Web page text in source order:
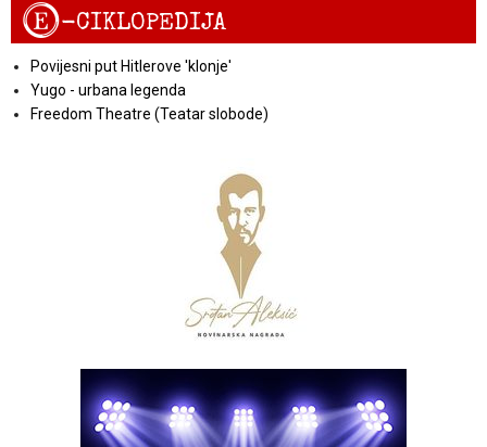
E-CIKLOPEDIJA
Povijesni put Hitlerove 'klonje'
Yugo - urbana legenda
Freedom Theatre (Teatar slobode)